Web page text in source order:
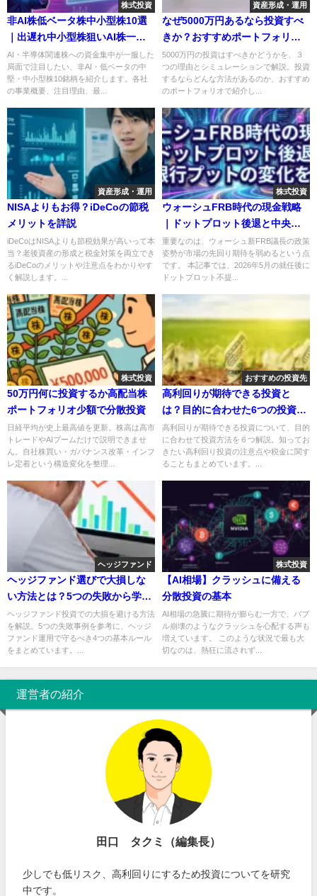
株式投資
非AI株低ベータ株中小型株10選
｜出遅れ中小型株狙いAI株一服
局面で抑える銘柄リスト
AI・半導体関連株への資金集中が一服した
局面で注目したい、非AI・低ベータの中
堅・中小型株10銘柄を紹介します。各社
の事業概要、注目理由、最...
資産形成・運用
なぜ5000万円あるなら投資すべ
きか？おすすめポートフォリオ
例を紹介
5000万円の投資はすべきかどうかを、３
つの理由とシミュレーションで解説。投資
するならどんな方法があるのか、おすすめ
のポートフォリオで紹介し...
資産形成・運用
NISAよりもお得？iDeCoの節税
メリットを詳説
iDeCoはNISAよりも節税効果が高いって本
当？老後資産の形成と税金対策を両立でき
るiDeCoのメリットや注意点をわかりやす
く解説します。...
株式投資
ウォーシュFRB時代の現金戦略
｜ドットプロット後退と中央銀
行プットの変化を読む
重要なのは、ウォーシュ新FRB議長の政策
姿勢が市場の先回り期待を弱めるという点
です。 本記事では、2026年5月の就任後に
ドットプロット不提...
株式投資
50万円何に投資するか高配当株
ポートフォリオ少額で分散投資
日経平均が史上最高値を更新。株高は高市
トレードやAIブームだけで説明できませ
ん。自社株買い・ガバナンス改革・インフ
レ定着という構造変化を整理...
おすすめの投資先
高利回りが期待できる投資と
は？目的に合わせた6つの投資を
紹介！
高利回りが期待できる投資について、目的
に合わせて投資方法を６つ解説。知ってお
きたい高利回り投資の注意点や税金に関す
ることもまとめています。...
ヘッジファンド
ヘッジファンド選びで大損しな
い方法とは？5つの失敗から学ぶ
投資の基本
ヘッジファンド投資での大損を避ける方法
を解説。5つの失敗事例を参考に、ヘッジ
ファンド運用で守るべき4つの基本ルール
をまとめています。...
株式投資
【AI相場】クラッシュに備える
分散投資の基本
AI相場の急騰に期待が膨らむ一方で、バブ
ル崩壊のようなクラッシュを心配する声も
増えています。 このような状況で最も大
切なのは、熱狂に流されず...
運営者の紹介
田口 タクミ（編集長）
少しでも低リスク、高利回りにするため投資についてを研究
中です。